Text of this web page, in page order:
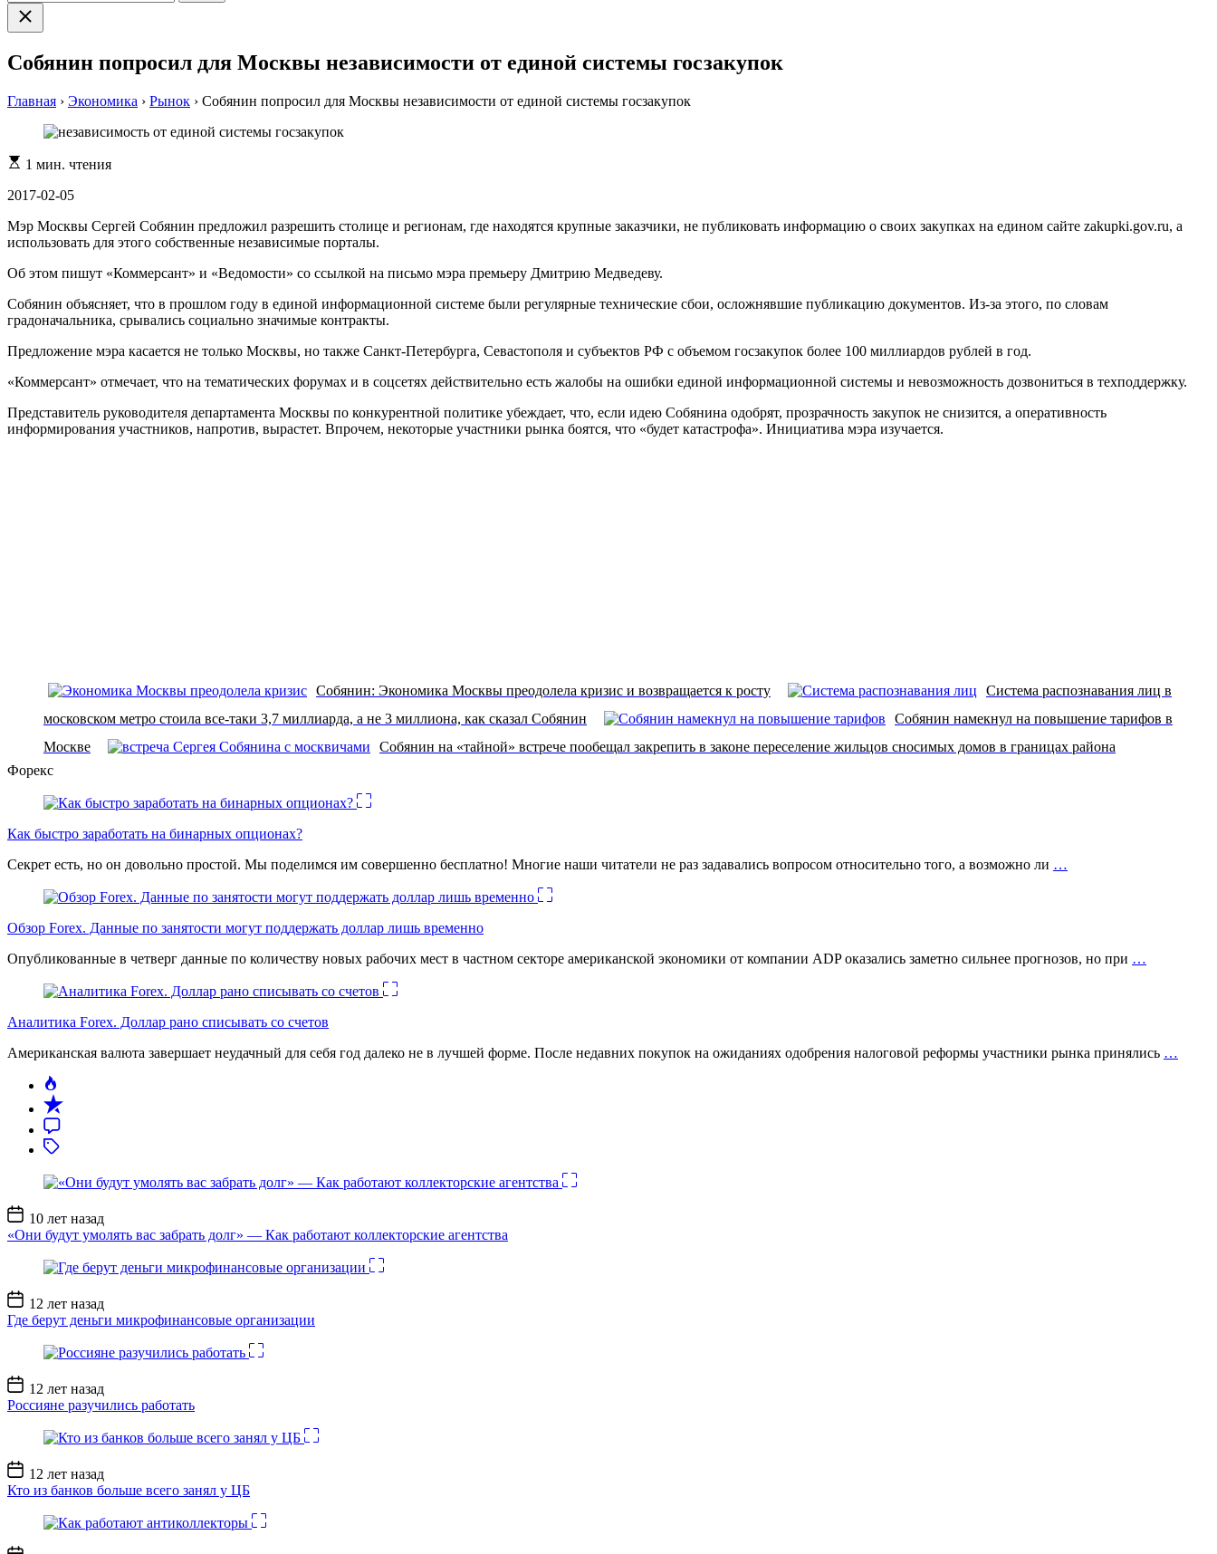
Закрыть
поиск
Собянин попросил для Москвы независимости от единой системы госзакупок
Главная › Экономика › Рынок › Собянин попросил для Москвы независимости от единой системы госзакупок
Расчетное
чтения
1 мин. чтения
2017-02-05
Мэр Москвы Сергей Собянин предложил разрешить столице и регионам, где находятся крупные заказчики, не публиковать информацию о своих закупках на едином сайте zakupki.gov.ru, а
использовать для этого собственные независимые порталы.
Об этом пишут «Коммерсант» и «Ведомости» со ссылкой на письмо мэра премьеру Дмитрию Медведеву.
Собянин объясняет, что в прошлом году в единой информационной системе были регулярные технические сбои, осложнявшие публикацию документов. Из-за этого, по словам
градоначальника, срывались социально значимые контракты.
Предложение мэра касается не только Москвы, но также Санкт-Петербурга, Севастополя и субъектов РФ с объемом госзакупок более 100 миллиардов рублей в год.
«Коммерсант» отмечает, что на тематических форумах и в соцсетях действительно есть жалобы на ошибки единой информационной системы и невозможность дозвониться в техподдержку.
Представитель руководителя департамента Москвы по конкурентной политике убеждает, что, если идею Собянина одобрят, прозрачность закупок не снизится, а оперативность
информирования участников, напротив, вырастет. Впрочем, некоторые участники рынка боятся, что «будет катастрофа». Инициатива мэра изучается.
Собянин: Экономика Москвы преодолела кризис и возвращается к росту
Система распознавания лиц в
московском метро стоила все-таки 3,7 миллиарда, а не 3 миллиона, как сказал Собянин
Собянин намекнул на повышение тарифов в
Москве
Собянин на «тайной» встрече пообещал закрепить в законе переселение жильцов сносимых домов в границах района
Форекс
Как быстро заработать на бинарных опционах?
Секрет есть, но он довольно простой. Мы поделимся им совершенно бесплатно! Многие наши читатели не раз задавались вопросом относительно того, а возможно ли …
Обзор Forex. Данные по занятости могут поддержать доллар лишь временно
Опубликованные в четверг данные по количеству новых рабочих мест в частном секторе американской экономики от компании ADP оказались заметно сильнее прогнозов, но при …
Аналитика Forex. Доллар рано списывать со счетов
Американская валюта завершает неудачный для себя год далеко не в лучшей форме. После недавних покупок на ожиданиях одобрения налоговой реформы участники рынка принялись …
Дата
записи
10 лет назад
«Они будут умолять вас забрать долг» — Как работают коллекторские агентства
Дата
записи
12 лет назад
Где берут деньги микрофинансовые организации
Дата
записи
12 лет назад
Россияне разучились работать
Дата
записи
12 лет назад
Кто из банков больше всего занял у ЦБ